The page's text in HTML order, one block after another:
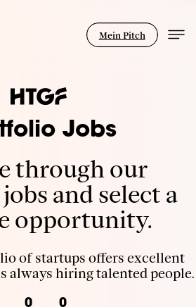
Mein Pitch
Jobs
through our
and select a
opportunity.
of startups offers excellent
always hiring talented people.
0 0